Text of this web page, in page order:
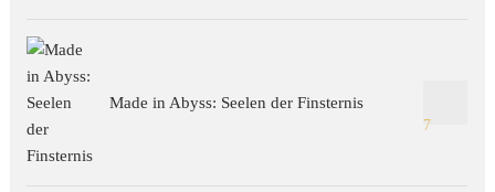
Made in Abyss: Seelen der Finsternis
7